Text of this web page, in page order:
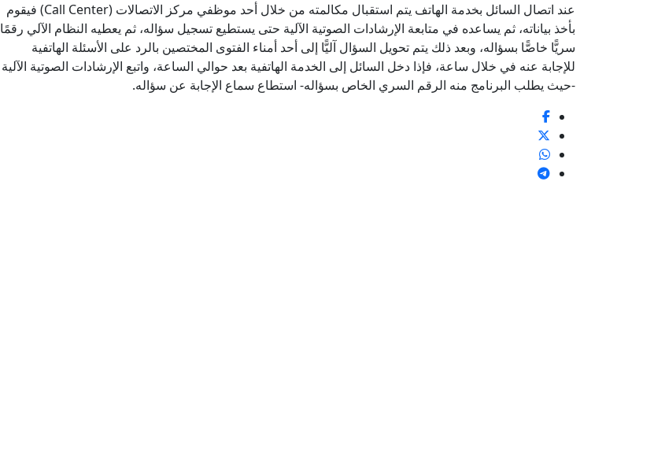
عند اتصال السائل بخدمة الهاتف يتم استقبال مكالمته من خلال أحد موظفي مركز الاتصالات (Call Center) فيقوم
بأخذ بياناته، ثم يساعده في متابعة الإرشادات الصوتية الآلية حتى يستطيع تسجيل سؤاله، ثم يعطيه النظام الآلي رقمًا
سريًّا خاصًّا بسؤاله، وبعد ذلك يتم تحويل السؤال آليًّا إلى أحد أمناء الفتوى المختصين بالرد على الأسئلة الهاتفية
للإجابة عنه في خلال ساعة، فإذا دخل السائل إلى الخدمة الهاتفية بعد حوالي الساعة، واتبع الإرشادات الصوتية الآلية
-حيث يطلب البرنامج منه الرقم السري الخاص بسؤاله- استطاع سماع الإجابة عن سؤاله.